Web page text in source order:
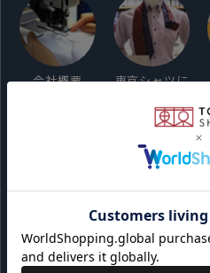
会社概要
東京シャツに
ご利用ガイド
サイト利用規約
会員利用規約